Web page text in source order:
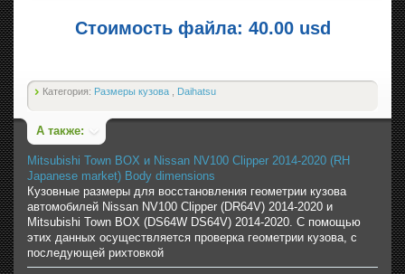
Стоимость файла: 40.00 usd
Категория: Размеры кузова Daihatsu
А также:
Mitsubishi Town BOX и Nissan NV100 Clipper 2014-2020 (RH
Japanese market) Body dimensions
Кузовные размеры для восстановления геометрии кузова
автомобилей Nissan NV100 Clipper (DR64V) 2014-2020 и
Mitsubishi Town BOX (DS64W DS64V) 2014-2020. С помощью
этих данных осуществляется проверка геометрии кузова, с
последующей рихтовкой